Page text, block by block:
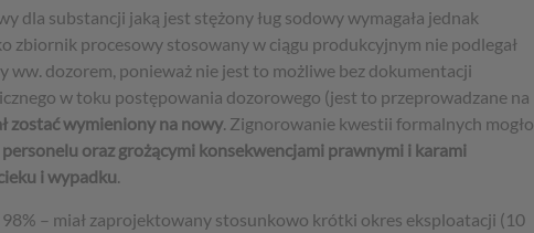
dla substancji jaką jest stężony ług sodowy wymagała jednak
zbiornik procesowy stosowany w ciągu produkcyjnym nie podlegał
ww. dozorem, ponieważ nie jest to możliwe bez dokumentacji
w toku postępowania dozorowego (jest to przeprowadzane na
zostać wymieniony na nowy . Zignorowanie kwestii formalnych mogło
oraz grożącymi konsekwencjami prawnymi i karami
i wypadku
– miał zaprojektowany stosunkowo krótki okres eksploatacji (10